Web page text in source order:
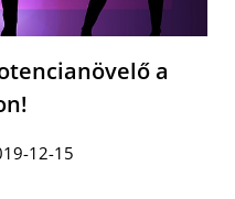
a
12-15